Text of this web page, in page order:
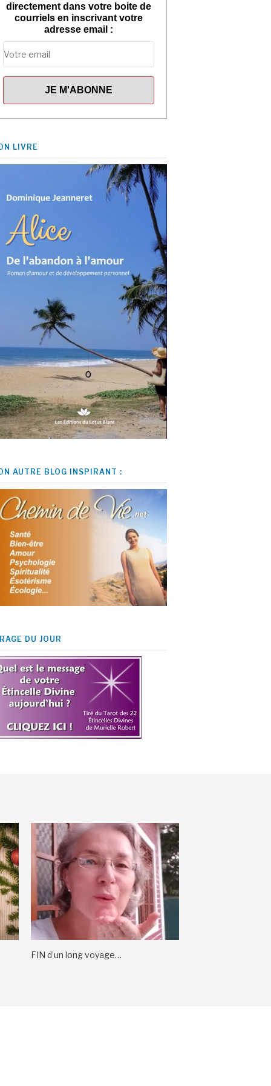
directement dans votre boite de
courriels en inscrivant votre
adresse email :
LIVRE
AUTRE BLOG INSPIRANT :
DU JOUR
FIN d’un long voyage…